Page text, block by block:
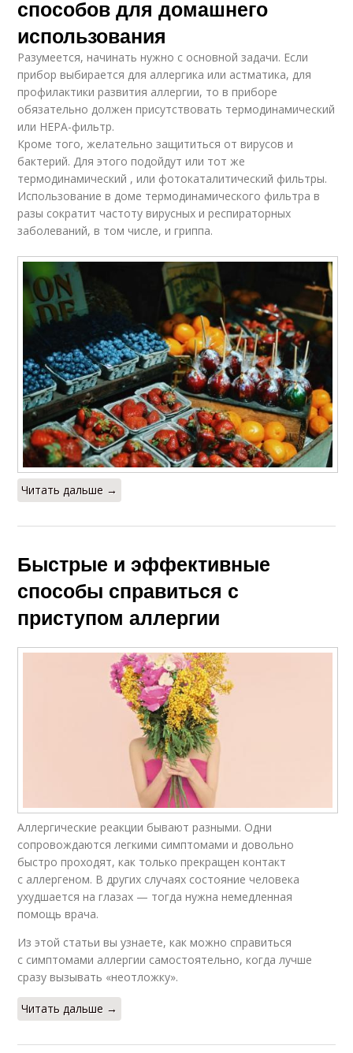
способов для домашнего
использования
Разумеется, начинать нужно с основной задачи. Если
прибор выбирается для аллергика или астматика, для
профилактики развития аллергии, то в приборе
обязательно должен присутствовать термодинамический
или HEPA-фильтр.
Кроме того, желательно защититься от вирусов и
бактерий. Для этого подойдут или тот же
термодинамический , или фотокаталитический фильтры.
Использование в доме термодинамического фильтра в
разы сократит частоту вирусных и респираторных
заболеваний, в том числе, и гриппа.
Читать дальше →
Быстрые и эффективные
способы справиться с
приступом аллергии
Аллергические реакции бывают разными. Одни
сопровождаются легкими симптомами и довольно
быстро проходят, как только прекращен контакт
с аллергеном. В других случаях состояние человека
ухудшается на глазах — тогда нужна немедленная
помощь врача.
Из этой статьи вы узнаете, как можно справиться
с симптомами аллергии самостоятельно, когда лучше
сразу вызывать «неотложку».
Читать дальше →